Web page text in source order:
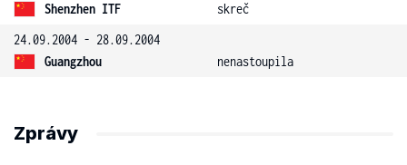
Shenzhen ITF
skreč
24.09.2004 - 28.09.2004
Guangzhou
nenastoupila
Zprávy